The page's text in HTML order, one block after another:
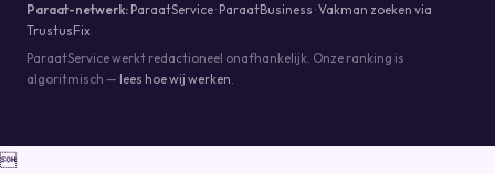
Paraat-netwerk: ParaatService· ParaatBusiness ·Vakman zoeken via
TrustusFix
ParaatService werkt redactioneel onafhankelijk. Onze ranking is
algoritmisch — lees hoe wij werken.
